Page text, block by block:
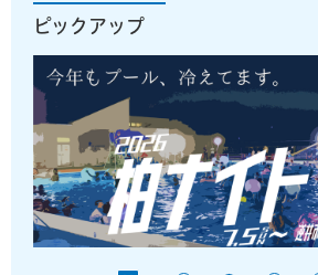
ピックアップ